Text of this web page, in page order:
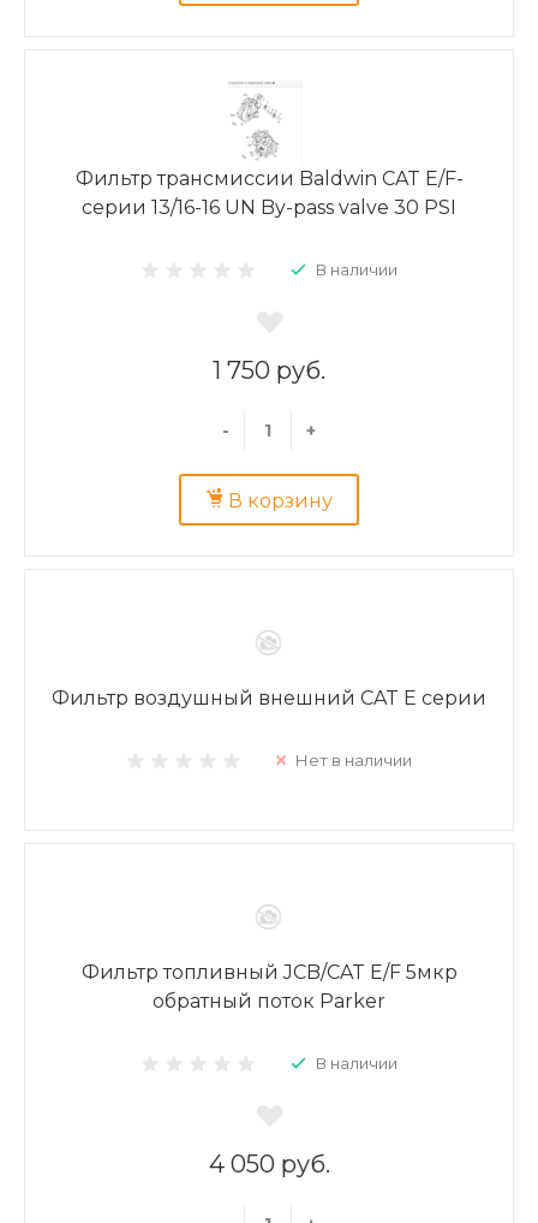
Фильтр трансмиссии Baldwin CAT Е/F-
серии 13/16-16 UN By-pass valve 30 PSI
В наличии
1 750 руб.
- +
В корзину
Фильтр воздушный внешний CAT E серии
Нет в наличии
Фильтр топливный JCB/CAT E/F 5мкр
обратный поток Parker
В наличии
4 050 руб.